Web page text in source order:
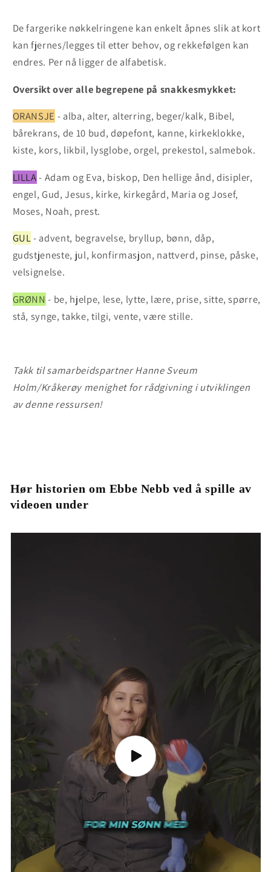
De fargerike nøkkelringene kan enkelt åpnes slik at kort
kan fjernes/legges til etter behov, og rekkefølgen kan
endres. Per nå ligger de alfabetisk.
Oversikt over alle begrepene på snakkesmykket:
ORANSJE - alba, alter, alterring, beger/kalk, Bibel,
bårekrans, de 10 bud, døpefont, kanne, kirkeklokke,
kiste, kors, likbil, lysglobe, orgel, prekestol, salmebok.
LILLA- Adam og Eva, biskop, Den hellige ånd, disipler,
engel, Gud, Jesus, kirke, kirkegård, Maria og Josef,
Moses, Noah, prest.
GUL- advent, begravelse, bryllup, bønn, dåp,
gudstjeneste, jul, konfirmasjon, nattverd, pinse, påske,
velsignelse.
GRØNN - be, hjelpe, lese, lytte, lære, prise, sitte, spørre,
stå, synge, takke, tilgi, vente, være stille.
Takk til samarbeidspartner Hanne Sveum
Holm/Kråkerøy menighet for rådgivning i utviklingen
av denne ressursen!
Hør historien om Ebbe Nebb ved å spille av
videoen under